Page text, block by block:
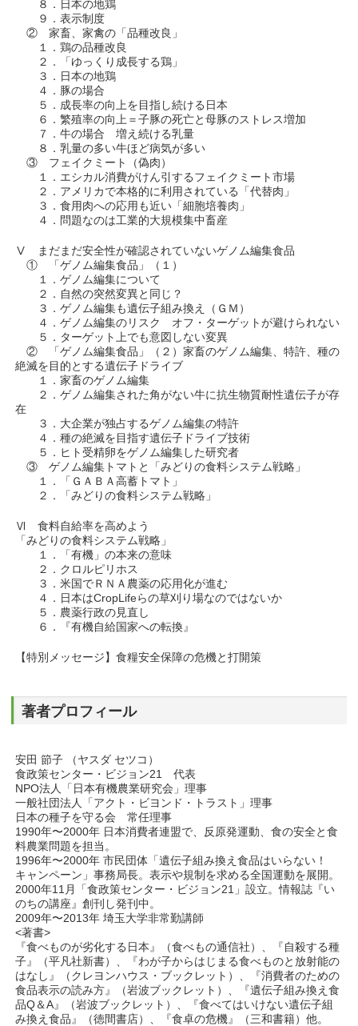
８．日本の地鶏
９．表示制度
② 家畜、家禽の「品種改良」
１．鶏の品種改良
２．「ゆっくり成長する鶏」
３．日本の地鶏
４．豚の場合
５．成長率の向上を目指し続ける日本
６．繁殖率の向上＝子豚の死亡と母豚のストレス増加
７．牛の場合 増え続ける乳量
８．乳量の多い牛ほど病気が多い
③ フェイクミート（偽肉）
１．エシカル消費がけん引するフェイクミート市場
２．アメリカで本格的に利用されている「代替肉」
３．食用肉への応用も近い「細胞培養肉」
４．問題なのは工業的大規模集中畜産
Ⅴ まだまだ安全性が確認されていないゲノム編集食品
① 「ゲノム編集食品」（１）
１．ゲノム編集について
２．自然の突然変異と同じ？
３．ゲノム編集も遺伝子組み換え（ＧＭ）
４．ゲノム編集のリスク オフ・ターゲットが避けられない
５．ターゲット上でも意図しない変異
② 「ゲノム編集食品」（２）家畜のゲノム編集、特許、種の
絶滅を目的とする遺伝子ドライブ
１．家畜のゲノム編集
２．ゲノム編集された角がない牛に抗生物質耐性遺伝子が存
在
３．大企業が独占するゲノム編集の特許
４．種の絶滅を目指す遺伝子ドライブ技術
５．ヒト受精卵をゲノム編集した研究者
③ ゲノム編集トマトと「みどりの食料システム戦略」
１．「ＧＡＢＡ高蓄トマト」
２．「みどりの食料システム戦略」
Ⅵ 食料自給率を高めよう
「みどりの食料システム戦略」
１．「有機」の本来の意味
２．クロルピリホス
３．米国でＲＮＡ農薬の応用化が進む
４．日本はCropLifeらの草刈り場なのではないか
５．農薬行政の見直し
６．『有機自給国家への転換』
【特別メッセージ】食糧安全保障の危機と打開策
著者プロフィール
安田 節子 （ヤスダ セツコ）
食政策センター・ビジョン21 代表
NPO法人「日本有機農業研究会」理事
一般社団法人「アクト・ビヨンド・トラスト」理事
日本の種子を守る会 常任理事
1990年〜2000年 日本消費者連盟で、反原発運動、食の安全と食
料農業問題を担当。
1996年〜2000年 市民団体「遺伝子組み換え食品はいらない！
キャンペーン」事務局長。表示や規制を求める全国運動を展開。
2000年11月「食政策センター・ビジョン21」設立。情報誌『い
のちの講座』創刊し発刊中。
2009年〜2013年 埼玉大学非常勤講師
<著書>
『食べものが劣化する日本』（食べもの通信社）、『自殺する種
子』（平凡社新書）、『わが子からはじまる食べものと放射能の
はなし』（クレヨンハウス・ブックレット）、『消費者のための
食品表示の読み方』（岩波ブックレット）、『遺伝子組み換え食
品Q＆A』（岩波ブックレット）、『食べてはいけない遺伝子組
み換え食品』（徳間書店）、『食卓の危機』（三和書籍）他。